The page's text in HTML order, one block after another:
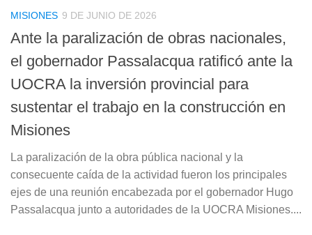
MISIONES 9 DE JUNIO DE 2026
Ante la paralización de obras nacionales,
el gobernador Passalacqua ratificó ante la
UOCRA la inversión provincial para
sustentar el trabajo en la construcción en
Misiones
La paralización de la obra pública nacional y la
consecuente caída de la actividad fueron los principales
ejes de una reunión encabezada por el gobernador Hugo
Passalacqua junto a autoridades de la UOCRA Misiones....